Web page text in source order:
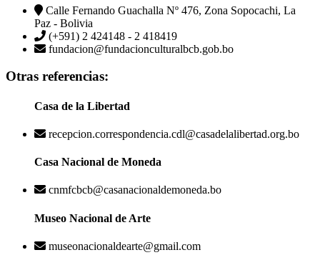
Calle Fernando Guachalla Nº 476, Zona Sopocachi, La
Paz - Bolivia
(+591) 2 424148 - 2 418419
fundacion@fundacionculturalbcb.gob.bo
Otras referencias:
Casa de la Libertad
recepcion.correspondencia.cdl@casadelalibertad.org.bo
Casa Nacional de Moneda
cnmfcbcb@casanacionaldemoneda.bo
Museo Nacional de Arte
museonacionaldearte@gmail.com